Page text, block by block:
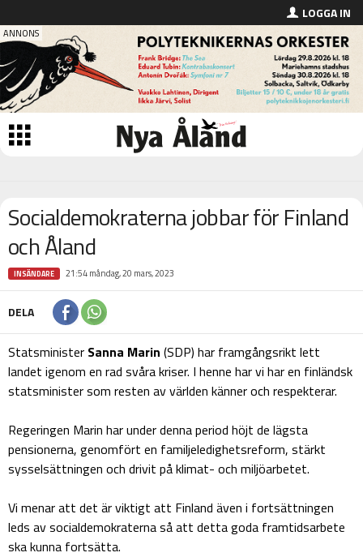
LOGGA IN
Socialdemokraterna jobbar för Finland
och Åland
INSÄNDARE 21:54 måndag, 20 mars, 2023
DELA
Statsminister Sanna Marin (SDP) har framgångsrikt lett
landet igenom en rad svåra kriser. I henne har vi har en finländsk
statsminister som resten av världen känner och respekterar.
Regeringen Marin har under denna period höjt de lägsta
pensionerna, genomfört en familjeledighetsreform, stärkt
sysselsättningen och drivit på klimat- och miljöarbetet.
Vi menar att det är viktigt att Finland även i fortsättningen
leds av socialdemokraterna så att detta goda framtidsarbete
ska kunna fortsätta.